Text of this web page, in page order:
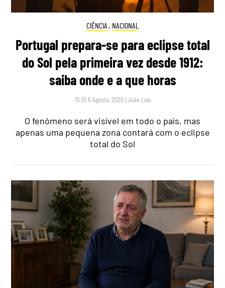
CIÊNCIA , NACIONAL
Portugal prepara-se para eclipse total
do Sol pela primeira vez desde 1912:
saiba onde e a que horas
15:10 6 Agosto, 2026 |João Luís
O fenómeno será visível em todo o país, mas
apenas uma pequena zona contará com o eclipse
total do Sol